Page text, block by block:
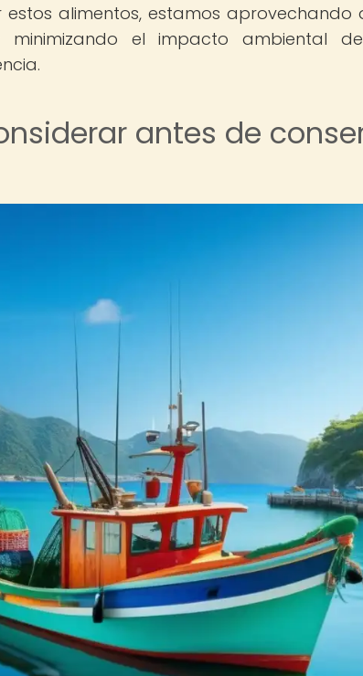
alimentos, estamos aprovechando
minimizando el impacto ambiental
antes de